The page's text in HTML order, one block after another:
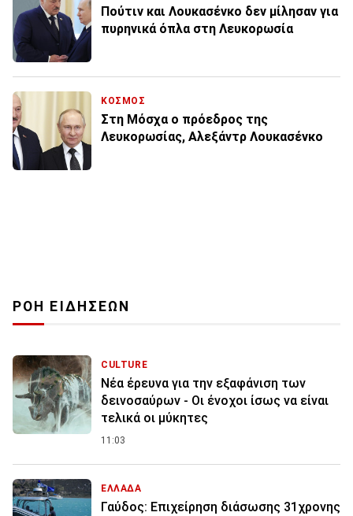
Πούτιν και Λουκασένκο δεν μίλησαν για
πυρηνικά όπλα στη Λευκορωσία
ΚΟΣΜΟΣ
Στη Μόσχα ο πρόεδρος της
Λευκορωσίας, Αλεξάντρ Λουκασένκο
ΡΟΗ ΕΙΔΗΣΕΩΝ
CULTURE
Νέα έρευνα για την εξαφάνιση των
δεινοσαύρων - Οι ένοχοι ίσως να είναι
τελικά οι μύκητες
11:03
ΕΛΛΑΔΑ
Γαύδος: Επιχείρηση διάσωσης 31χρονης